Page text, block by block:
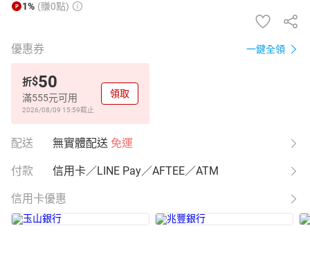
1% (賺0點)
優惠券 一鍵全領
折$50
滿555元可用
2026/08/09 15:59截止
領取
配送 無實體配送 免運
付款 信用卡／LINE Pay／AFTEE／ATM
信用卡優惠